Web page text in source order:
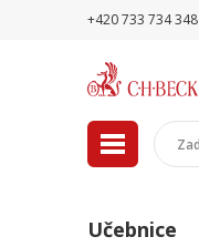
+420 733 734 348
Učebnice